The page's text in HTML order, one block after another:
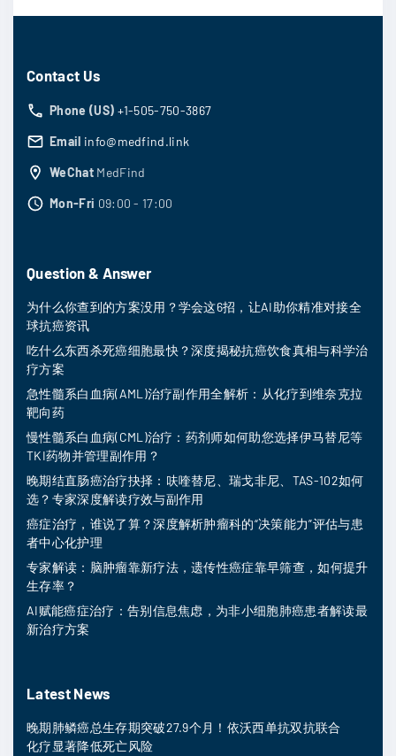
Contact Us
Phone (US) +1-505-750-3867
Email info@medfind.link
WeChat MedFind
Mon-Fri 09:00 - 17:00
Question & Answer
为什么你查到的方案没用？学会这6招，让AI助你精准对接全
球抗癌资讯
吃什么东西杀死癌细胞最快？深度揭秘抗癌饮食真相与科学治
疗方案
急性髓系白血病(AML)治疗副作用全解析：从化疗到维奈克拉
靶向药
慢性髓系白血病(CML)治疗：药剂师如何助您选择伊马替尼等
TKI药物并管理副作用？
晚期结直肠癌治疗抉择：呋喹替尼、瑞戈非尼、TAS-102如何
选？专家深度解读疗效与副作用
癌症治疗，谁说了算？深度解析肿瘤科的“决策能力”评估与患
者中心化护理
专家解读：脑肿瘤靠新疗法，遗传性癌症靠早筛查，如何提升
生存率？
AI赋能癌症治疗：告别信息焦虑，为非小细胞肺癌患者解读最
新治疗方案
Latest News
晚期肺鳞癌总生存期突破27.9个月！依沃西单抗双抗联合
化疗显著降低死亡风险